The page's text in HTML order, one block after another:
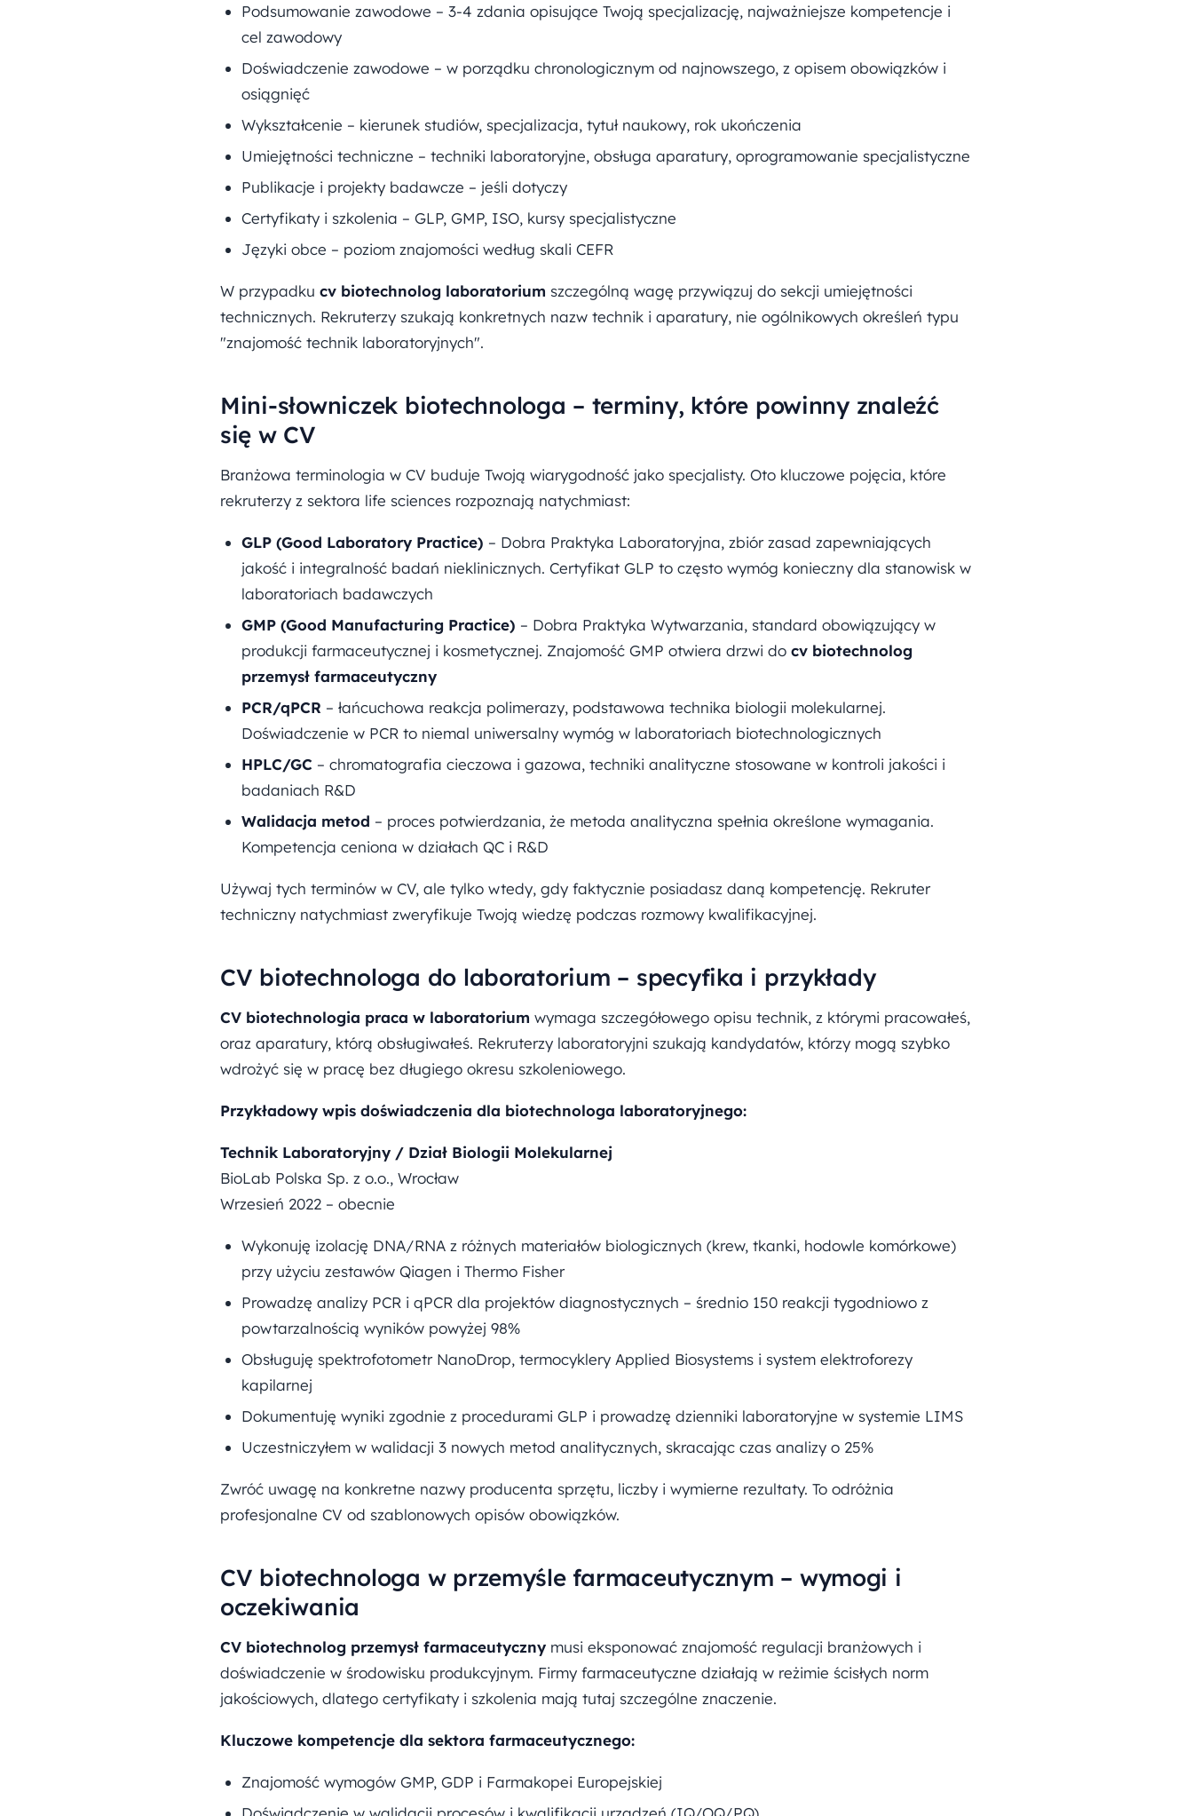
Podsumowanie zawodowe – 3-4 zdania opisujące Twoją specjalizację, najważniejsze kompetencje i
cel zawodowy
Doświadczenie zawodowe – w porządku chronologicznym od najnowszego, z opisem obowiązków i
osiągnięć
Wykształcenie – kierunek studiów, specjalizacja, tytuł naukowy, rok ukończenia
Umiejętności techniczne – techniki laboratoryjne, obsługa aparatury, oprogramowanie specjalistyczne
Publikacje i projekty badawcze – jeśli dotyczy
Certyfikaty i szkolenia – GLP, GMP, ISO, kursy specjalistyczne
Języki obce – poziom znajomości według skali CEFR
W przypadku cv biotechnolog laboratorium szczególną wagę przywiązuj do sekcji umiejętności
technicznych. Rekruterzy szukają konkretnych nazw technik i aparatury, nie ogólnikowych określeń typu
"znajomość technik laboratoryjnych".
Mini-słowniczek biotechnologa – terminy, które powinny znaleźć
się w CV
Branżowa terminologia w CV buduje Twoją wiarygodność jako specjalisty. Oto kluczowe pojęcia, które
rekruterzy z sektora life sciences rozpoznają natychmiast:
GLP (Good Laboratory Practice) – Dobra Praktyka Laboratoryjna, zbiór zasad zapewniających
jakość i integralność badań nieklinicznych. Certyfikat GLP to często wymóg konieczny dla stanowisk w
laboratoriach badawczych
GMP (Good Manufacturing Practice) – Dobra Praktyka Wytwarzania, standard obowiązujący w
produkcji farmaceutycznej i kosmetycznej. Znajomość GMP otwiera drzwi do cv biotechnolog
przemysł farmaceutyczny
PCR/qPCR – łańcuchowa reakcja polimerazy, podstawowa technika biologii molekularnej.
Doświadczenie w PCR to niemal uniwersalny wymóg w laboratoriach biotechnologicznych
HPLC/GC – chromatografia cieczowa i gazowa, techniki analityczne stosowane w kontroli jakości i
badaniach R&D
Walidacja metod – proces potwierdzania, że metoda analityczna spełnia określone wymagania.
Kompetencja ceniona w działach QC i R&D
Używaj tych terminów w CV, ale tylko wtedy, gdy faktycznie posiadasz daną kompetencję. Rekruter
techniczny natychmiast zweryfikuje Twoją wiedzę podczas rozmowy kwalifikacyjnej.
CV biotechnologa do laboratorium – specyfika i przykłady
CV biotechnologia praca w laboratorium wymaga szczegółowego opisu technik, z którymi pracowałeś,
oraz aparatury, którą obsługiwałeś. Rekruterzy laboratoryjni szukają kandydatów, którzy mogą szybko
wdrożyć się w pracę bez długiego okresu szkoleniowego.
Przykładowy wpis doświadczenia dla biotechnologa laboratoryjnego:
Technik Laboratoryjny / Dział Biologii Molekularnej
BioLab Polska Sp. z o.o., Wrocław
Wrzesień 2022 – obecnie
Wykonuję izolację DNA/RNA z różnych materiałów biologicznych (krew, tkanki, hodowle komórkowe)
przy użyciu zestawów Qiagen i Thermo Fisher
Prowadzę analizy PCR i qPCR dla projektów diagnostycznych – średnio 150 reakcji tygodniowo z
powtarzalnością wyników powyżej 98%
Obsługuję spektrofotometr NanoDrop, termocyklery Applied Biosystems i system elektroforezy
kapilarnej
Dokumentuję wyniki zgodnie z procedurami GLP i prowadzę dzienniki laboratoryjne w systemie LIMS
Uczestniczyłem w walidacji 3 nowych metod analitycznych, skracając czas analizy o 25%
Zwróć uwagę na konkretne nazwy producenta sprzętu, liczby i wymierne rezultaty. To odróżnia
profesjonalne CV od szablonowych opisów obowiązków.
CV biotechnologa w przemyśle farmaceutycznym – wymogi i
oczekiwania
CV biotechnolog przemysł farmaceutyczny musi eksponować znajomość regulacji branżowych i
doświadczenie w środowisku produkcyjnym. Firmy farmaceutyczne działają w reżimie ścisłych norm
jakościowych, dlatego certyfikaty i szkolenia mają tutaj szczególne znaczenie.
Kluczowe kompetencje dla sektora farmaceutycznego:
Znajomość wymogów GMP, GDP i Farmakopei Europejskiej